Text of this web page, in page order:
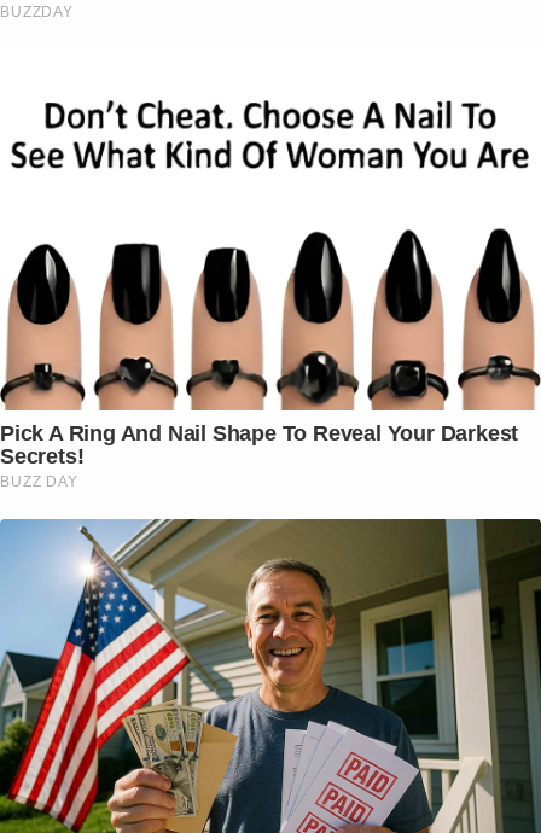
BUZZDAY
Pick A Ring And Nail Shape To Reveal Your Darkest
Secrets!
BUZZ DAY